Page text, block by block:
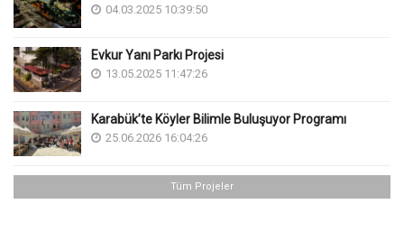
04.03.2025 10:39:50
Evkur Yanı Parkı Projesi
13.05.2025 11:47:26
Karabük’te Köyler Bilimle Buluşuyor Programı
25.06.2026 16:04:26
Tüm Projeler